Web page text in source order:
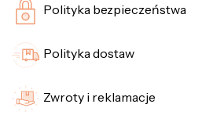
Polityka bezpieczeństwa
Polityka dostaw
Zwroty i reklamacje